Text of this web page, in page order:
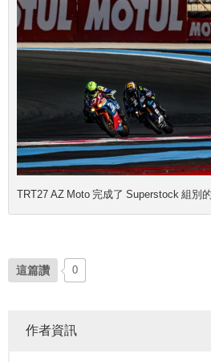
TRT27 AZ Moto 完成了 Superstock 組別
這篇讚 0
作者資訊